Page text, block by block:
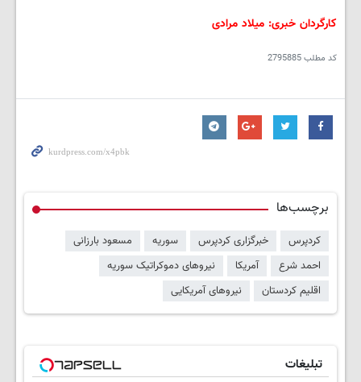
کارگردان خبری: میلاد مرادی
کد مطلب2795885
برچسب‌ها
کردپرس خبرگزاری کردپرس سوریه
مسعود بارزانی
احمد شرع
آمریکا
نیروهای دموکراتیک سوریه
اقلیم کردستان
نیروهای آمریکایی
تبلیغات